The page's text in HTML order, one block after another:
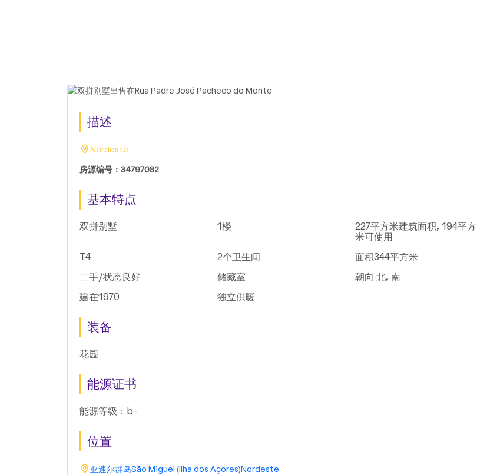
描述
Nordeste
房源编号：34797082
基本特点
双拼别墅 1楼
227平方米建筑面积, 194平方
米可使用
T4
2个卫生间
面积344平方米
二手/状态良好
储藏室
朝向 北, 南
建在1970
独立供暖
装备
花园
能源证书
能源等级：b-
位置
亚速尔群岛São Miguel (Ilha dos Açores)Nordeste